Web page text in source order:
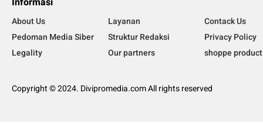
About Us Layanan
Contack Us
Pedoman Media Siber
Struktur Redaksi
Privacy Policy
Legality
Our partners shoppe product
Copyright © 2024. Divipromedia.com All rights reserved